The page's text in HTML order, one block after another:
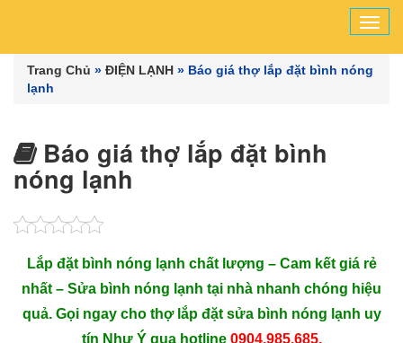
Trang Chủ » ĐIỆN LẠNH » Báo giá thợ lắp đặt bình nóng
lạnh
Báo giá thợ lắp đặt bình
nóng lạnh
Lắp đặt bình nóng lạnh chất lượng – Cam kết giá rẻ
nhất – Sửa bình nóng lạnh tại nhà nhanh chóng hiệu
quả. Gọi ngay cho thợ lắp đặt sửa bình nóng lạnh uy
tín Như Ý qua hotline 0904.985.685.